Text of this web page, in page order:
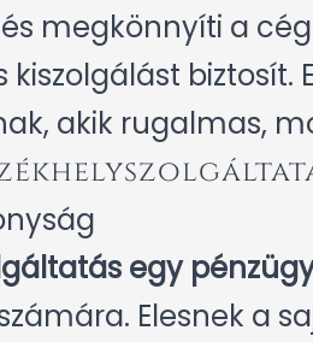
megkönnyíti a
kiszolgálást biztosít.
akik rugalmas,
egy
Elesnek a